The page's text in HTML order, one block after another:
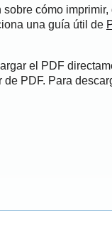
cómo
una guía útil de
el PDF
PDF. Para